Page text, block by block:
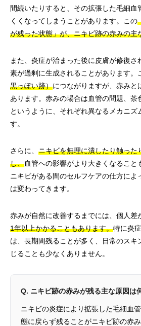
間続いたりすると、その拡張した毛細血
くくなってしまうことがあります。この
が残った状態」が、ニキビ跡の赤みの主
また、炎症が治まった後に皮膚が修復
素が過剰に生成されることがあります。
黒っぽい跡）につながりますが、赤みと
あります。赤みの場合は血管の問題、茶
というように、それぞれ異なるメカニズ
す。
さらに、 ニキビを無理に潰したり触った
し、血管への影響がより大きくなること
ニキビがある間のセルフケアの仕方によ
は変わってきます。
赤みが自然に改善するまでには、個人差
1年以上かかることもあります。特に炎
は、長期間残ることが多く、日常のスキ
じることも少なくありません。
Q. ニキビ跡の赤みが残る主な原因は
ニキビの炎症により拡張した毛細血
態に戻らず残ることがニキビ跡の赤